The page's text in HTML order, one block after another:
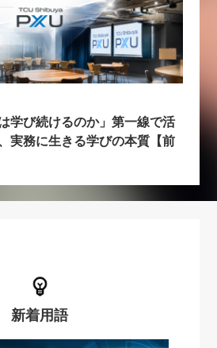
学び続けるのか」第一線で活
実務に生きる学びの本質【前
新着用語